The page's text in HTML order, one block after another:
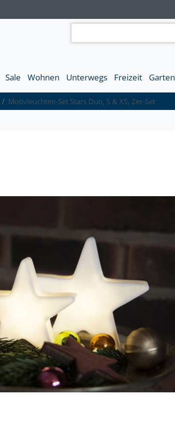
Sale Wohnen Unterwegs Freizeit Garten
Motivleuchten-Set Stars Duo, S & XS, 2er-Set